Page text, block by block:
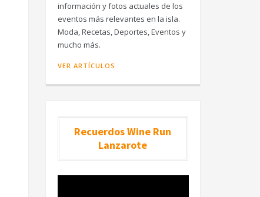
información y fotos actuales de los
eventos más relevantes en la isla.
Moda, Recetas, Deportes, Eventos y
mucho más.
VER ARTÍCULOS
Recuerdos Wine Run
Lanzarote